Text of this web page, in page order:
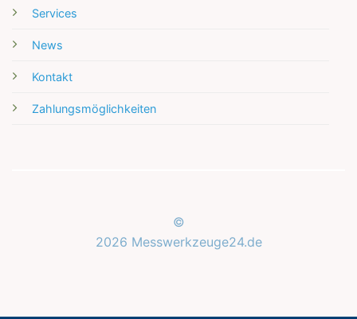
Services
News
Kontakt
Zahlungsmöglichkeiten
©
2026 Messwerkzeuge24.de